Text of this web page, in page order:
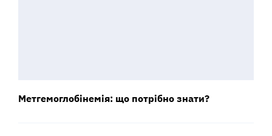
Метгемоглобінемія: що потрібно знати?